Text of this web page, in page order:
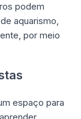
podem
aquarismo,
por meio
espaço para